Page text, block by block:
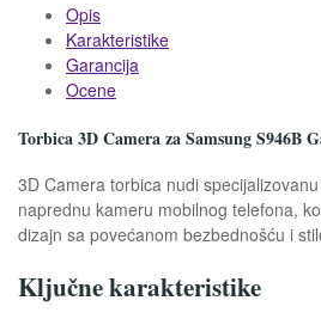
Opis
Karakteristike
Garancija
Ocene
Torbica 3D Camera za Samsung S946B
3D Camera torbica nudi
naprednu kameru mobilnog telefona,
dizajn sa povećanom bezbednošću i
Ključne karakteristike